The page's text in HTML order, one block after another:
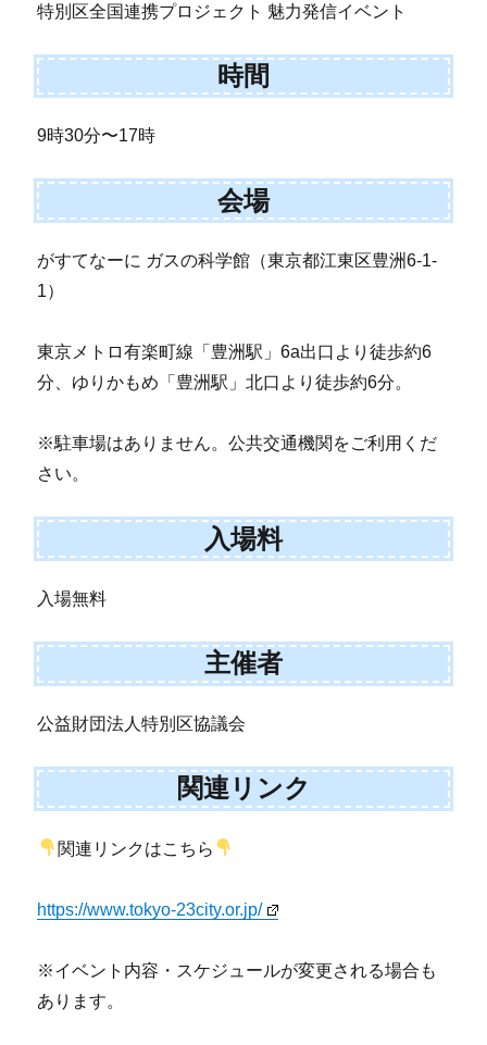
特別区全国連携プロジェクト 魅力発信イベント
時間
9時30分〜17時
会場
がすてなーに ガスの科学館（東京都江東区豊洲6-1-
1）
東京メトロ有楽町線「豊洲駅」6a出口より徒歩約6
分、ゆりかもめ「豊洲駅」北口より徒歩約6分。
※駐車場はありません。公共交通機関をご利用くだ
さい。
入場料
入場無料
主催者
公益財団法人特別区協議会
関連リンク
関連リンクはこちら
https://www.tokyo-23city.or.jp/
※イベント内容・スケジュールが変更される場合も
あります。